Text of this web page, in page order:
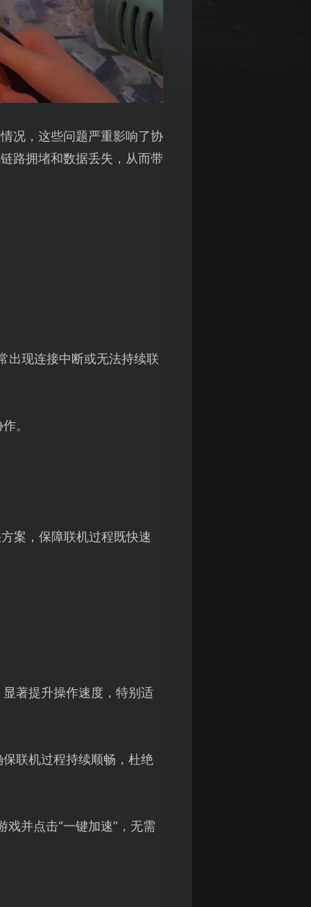
况，这些问题严重影响了协
路拥堵和数据丢失，从而带
出现连接中断或无法持续联
。
案，保障联机过程既快速
著提升操作速度，特别适
联机过程持续顺畅，杜绝
戏并点击“一键加速”，无需